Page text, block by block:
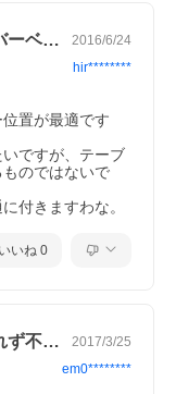
軽くていいですよ。椅子に座ってバーベキ… 2016/6/24
hir********
置が最適です
ですが、テーブ
のではないで
付きますわな。
いいね 0
最初はかたくて上手く組み立てられず不良… 2017/3/25
em0********